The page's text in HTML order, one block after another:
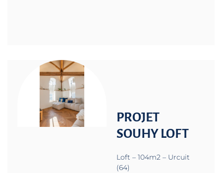
PROJET
SOUHY LOFT
Loft – 104m2 – Urcuit
(64)